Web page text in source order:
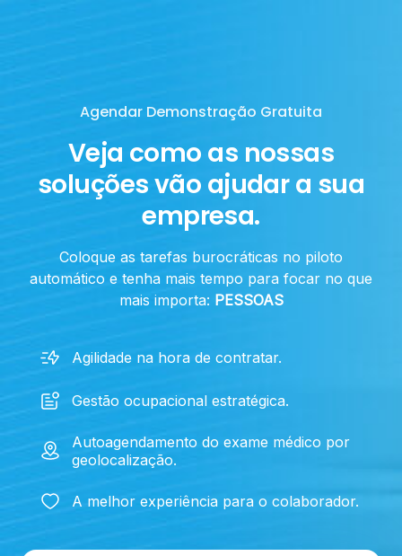
Agendar Demonstração Gratuita
Veja como as nossas
soluções vão ajudar a sua
empresa.
Coloque as tarefas burocráticas no piloto
automático e tenha mais tempo para focar no que
mais importa: PESSOAS
Agilidade na hora de contratar.
Gestão ocupacional estratégica.
Autoagendamento do exame médico por
geolocalização.
A melhor experiência para o colaborador.